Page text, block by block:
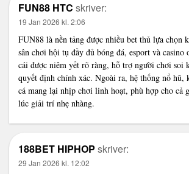
FUN88 HTC skriver:
19 Jan 2026 kl. 2:06
FUN88 là nền tảng được nhiều bet thủ lựa chọn
sân chơi hội tụ đầy đủ bóng đá, esport và casino
cái được niêm yết rõ ràng, hỗ trợ người chơi soi
quyết định chính xác. Ngoài ra, hệ thống nổ hũ,
cá mang lại nhịp chơi linh hoạt, phù hợp cho cả
lúc giải trí nhẹ nhàng.
188BET HIPHOP skriver:
29 Jan 2026 kl. 12:02